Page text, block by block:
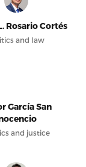
Rosario Cortés
and law
García San
and justice